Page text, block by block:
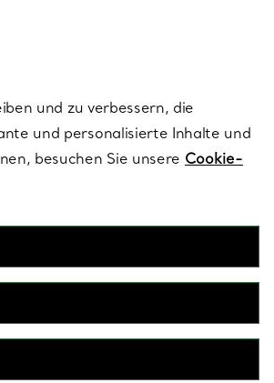
und zu verbessern, die
und personalisierte Inhalte und
besuchen Sie unsere Cookie-